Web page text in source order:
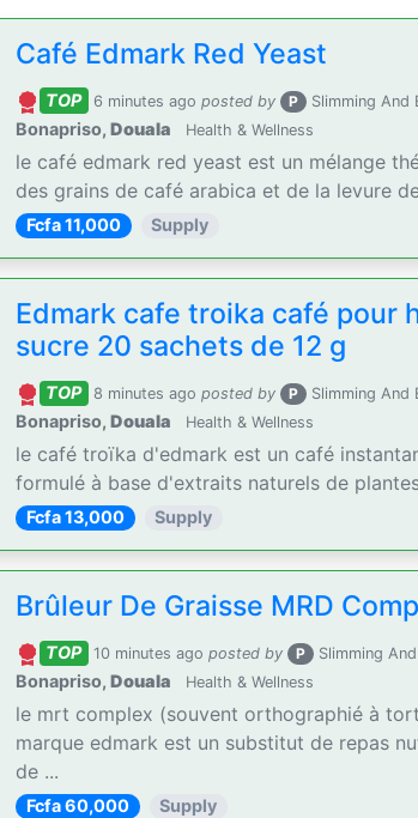
Café Edmark Red Yeast
TOP 6 minutes ago posted by P Slimming And
Bonapriso,Douala Health & Wellness
le café edmark red yeast est un mélange
des grains de café arabica et de la levure
Fcfa 11,000 Supply
Edmark cafe troika café pour
sucre 20 sachets de 12 g
TOP 8 minutes ago posted by P Slimming And
Bonapriso,Douala Health & Wellness
le café troïka d'edmark est un café
formulé à base d'extraits naturels de
Fcfa 13,000 Supply
Brûleur De Graisse MRD
TOP 10 minutes ago posted by P Slimming
Bonapriso,Douala Health & Wellness
le mrt complex (souvent orthographié à
marque edmark est un substitut de repas
de ...
Fcfa 60,000 Supply